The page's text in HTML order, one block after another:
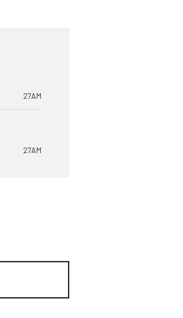
27AM
27AM